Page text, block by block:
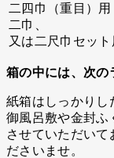
二四巾（重目）用
二巾、
又は二尺巾セット
箱の中には、次の
紙箱はしっかりし
御風呂敷や金封ふ
させていただいて
ださいませ。